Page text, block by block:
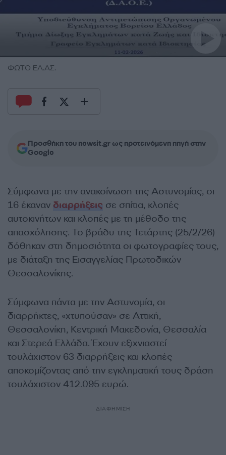
ΦΩΤΟ ΕΛ.ΑΣ.
Προσθήκη του newsit.gr ως προτεινόμενη πηγή στην
Google
Σύμφωνα με την ανακοίνωση της Αστυνομίας, οι
16 έκαναν διαρρήξεις σε σπίτια, κλοπές
αυτοκινήτων και κλοπές με τη μέθοδο της
απασχόλησης. Το βράδυ της Τετάρτης (25/2/26)
δόθηκαν στη δημοσιότητα οι φωτογραφίες τους,
με διάταξη της Εισαγγελίας Πρωτοδικών
Θεσσαλονίκης.
Σύμφωνα πάντα με την Αστυνομία, οι
διαρρήκτες, «χτυπούσαν» σε Αττική,
Θεσσαλονίκη, Κεντρική Μακεδονία, Θεσσαλία
και Στερεά Ελλάδα. Έχουν εξιχνιαστεί
τουλάχιστον 63 διαρρήξεις και κλοπές
αποκομίζοντας από την εγκληματική τους δράση
τουλάχιστον 412.095 ευρώ.
ΔΙΑΦΗΜΙΣΗ